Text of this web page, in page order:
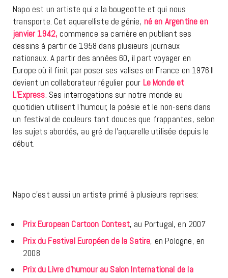
Napo est un artiste qui a la bougeotte et qui nous
transporte. Cet aquarelliste de génie, né en Argentine en
janvier 1942, commence sa carrière en publiant ses
dessins à partir de 1958 dans plusieurs journaux
nationaux. A partir des années 60, il part voyager en
Europe où il finit par poser ses valises en France en 1976.Il
devient un collaborateur régulier pour Le Monde et
L’Express. Ses interrogations sur notre monde au
quotidien utilisent l’humour, la poésie et le non-sens dans
un festival de couleurs tant douces que frappantes, selon
les sujets abordés, au gré de l’aquarelle utilisée depuis le
début.
Napo c’est aussi un artiste primé à plusieurs reprises:
Prix European Cartoon Contest, au Portugal, en 2007
Prix du Festival Européen de la Satire, en Pologne, en
2008
Prix du Livre d’humour au Salon International de la